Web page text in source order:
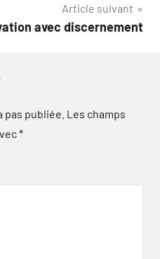
Article suivant
avec discernement
publiée. Les champs
*